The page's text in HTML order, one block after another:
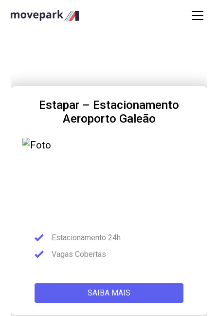
Estapar – Estacionamento
Aeroporto Galeão
Estacionamento 24h
Vagas Cobertas
SAIBA MAIS